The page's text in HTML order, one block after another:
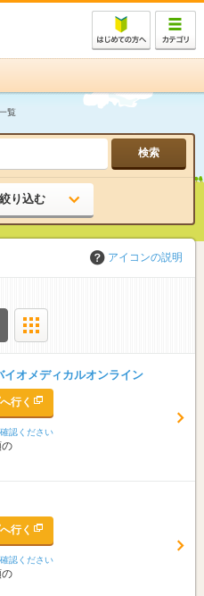
覧
り込む
無料
イント
ュポ限定
アイコンの説明
リスト
イオメディカルオンライン
行く
認ください
行く
認ください